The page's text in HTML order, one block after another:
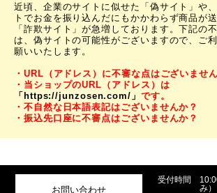
近頃、企業のサイトに似せた「偽サイト」や
トでお金を振り込んだにもかかわらず商品が
「詐欺サイト」が急増しております。下記の
は、偽サイトの可能性がございますので、ご
願いいたします。
・URL（アドレス）に不審な点はございませ
・当ショップのURL（アドレス）は
「https://junzosen.com/」 です。
・不自然な日本語表記はございませんか？
・振込先口座に不審点はございませんか？
お問い合わせ
受付時間
み）